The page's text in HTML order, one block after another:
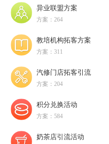
异业联盟方案
方案：264
教培机构拓客方案
方案：311
汽修门店拓客引流
方案：204
积分兑换活动
方案：584
奶茶店引流活动